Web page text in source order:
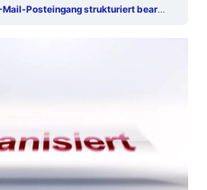
Mail-Posteingang strukturiert bearbeiten